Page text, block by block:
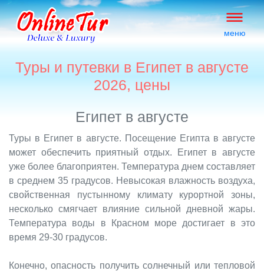
меню
Туры и путевки в Египет в августе
2026, цены
Египет в августе
Туры в Египет в августе. Посещение Египта в августе
может обеспечить приятный отдых. Египет в августе
уже более благоприятен. Температура днем составляет
в среднем 35 градусов. Невысокая влажность воздуха,
свойственная пустынному климату курортной зоны,
несколько смягчает влияние сильной дневной жары.
Температура воды в Красном море достигает в это
время 29-30 градусов.
Конечно, опасность получить солнечный или тепловой